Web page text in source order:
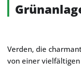
Verden, die
von einer